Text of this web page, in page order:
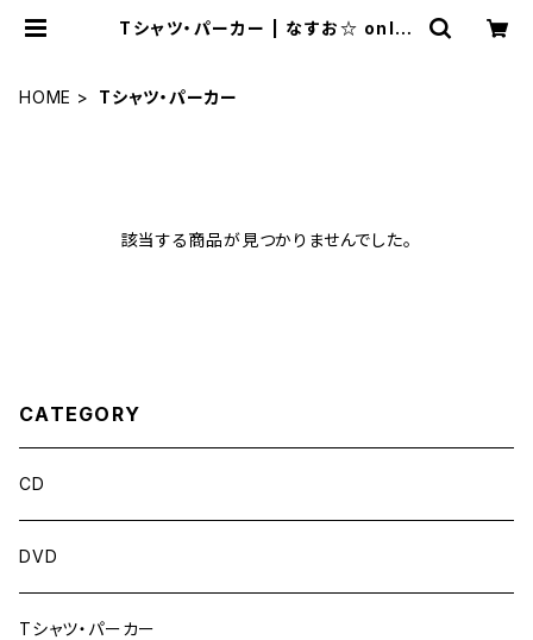
Tシャツ・パーカー | なすお☆ onlin
HOME Tシャツ・パーカー
該当する商品が見つかりませんでした。
CATEGORY
CD
DVD
Tシャツ・パーカー